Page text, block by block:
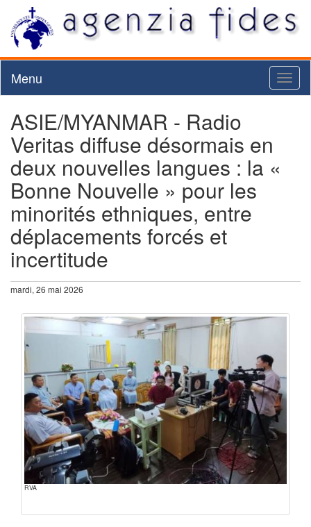
Menu
ASIE/MYANMAR - Radio
Veritas diffuse désormais en
deux nouvelles langues : la «
Bonne Nouvelle » pour les
minorités ethniques, entre
déplacements forcés et
incertitude
mardi, 26 mai 2026
RVA